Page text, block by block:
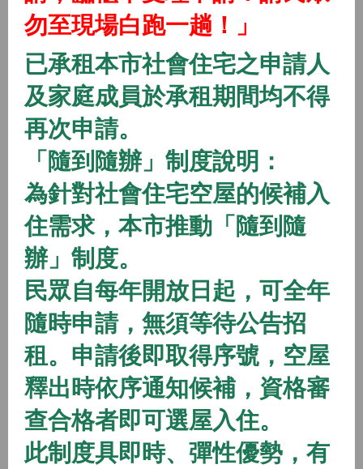
(115年隨到隨辦)中路四號社會住宅
2026/01/01 08:00 ~
開放中 隨到隨辦 住宅
(115年隨到隨辦)八德一號社會住宅
2026/01/01 08:00 ~
開放中 隨到隨辦
(115年隨到隨辦)八德二號社會住宅
2026/01/01 08:00 ~
開放中 隨到隨辦 住宅
(115年隨到隨辦)八德三號社會住宅
2026/01/01 08:00 ~
勿至現場白跑一趟！」
已承租本市社會住宅之申請人
及家庭成員於承租期間均不得
再次申請。
「隨到隨辦」制度說明：
為針對社會住宅空屋的候補入
住需求，本市推動「隨到隨
辦」制度。
民眾自每年開放日起，可全年
隨時申請，無須等待公告招
租。申請後即取得序號，空屋
釋出時依序通知候補，資格審
查合格者即可選屋入住。
此制度具即時、彈性優勢，有